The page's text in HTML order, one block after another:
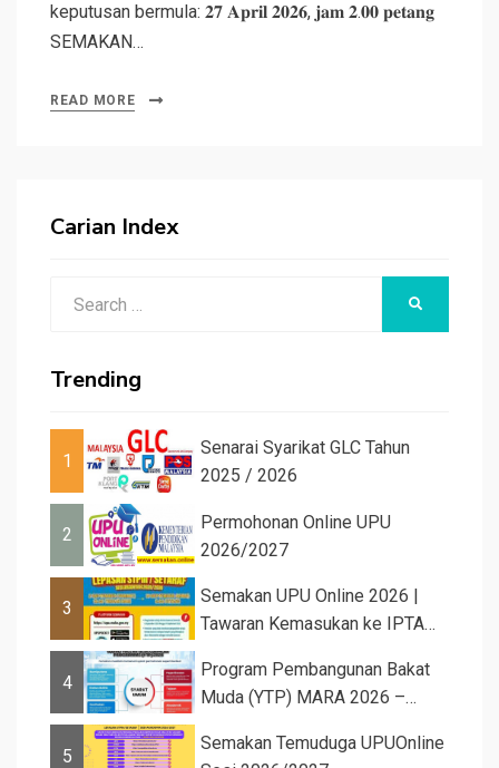
keputusan bermula: 𝟐𝟕 𝐀𝐩𝐫𝐢𝐥 𝟐𝟎𝟐𝟔, 𝐣𝐚𝐦 𝟐.𝟎𝟎 𝐩𝐞𝐭𝐚𝐧𝐠
SEMAKAN…
READ MORE
Carian Index
Trending
1
Senarai Syarikat GLC Tahun
2025 / 2026
2
Permohonan Online UPU
2026/2027
3
Semakan UPU Online 2026 |
Tawaran Kemasukan ke IPTA
4
Program Pembangunan Bakat
Muda (YTP) MARA 2026 –
5
Semakan Temuduga UPUOnline